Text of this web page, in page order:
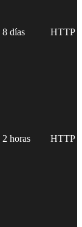
8 días HTTP
2 horas HTTP